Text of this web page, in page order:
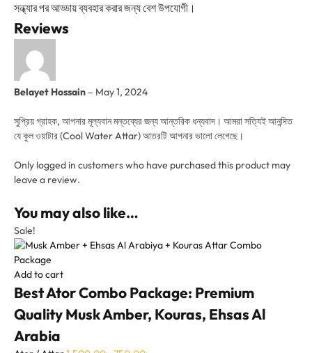
সন্ধ্যার পর আড্ডায় ব্যবহার করার জন্য বেশ উপযোগী।
Reviews
Belayet Hossain – May 1, 2024
সুপ্রিয় গ্রাহক, আপনার মূল্যবান মন্তব্যের জন্য আন্তরিক ধন্যবাদ। আমরা সত্যিই আনন্দিত
যে কুল ওয়াটার (Cool Water Attar) আতরটি আপনার ভালো লেগেছে।
Only logged in customers who have purchased this product may
leave a review.
You may also like…
Sale!
Add to cart
Best Ator Combo Package: Premium
Quality Musk Amber, Kouras, Ehsas Al
Arabia